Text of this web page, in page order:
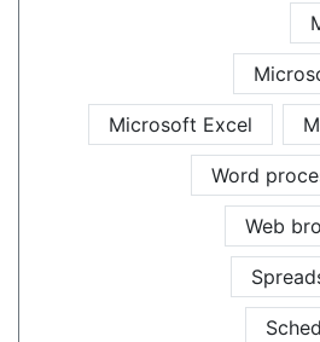
Microsoft Excel
Word
Web